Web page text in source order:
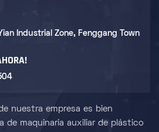
Industrial Zone, Fenggang Town
nuestra empresa es bien
de maquinaria auxiliar de plástico